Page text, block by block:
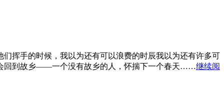
挥手的时候，我以为还有可以浪费的时辰我以为还有许多可
会回到故乡——一个没有故乡的人，怀揣下一个春天……继续阅